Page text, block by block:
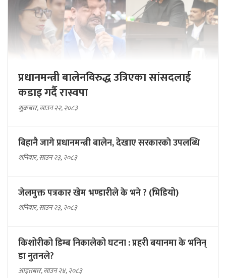
प्रधानमन्त्री बालेनविरुद्ध उत्रिएका सांसदलाई
कडाइ गर्दै रास्वपा
शुक्रबार, साउन २२, २०८३
बिहानै जागे प्रधानमन्त्री बालेन, देखाए सरकारकाे उपलब्धि
शनिबार, साउन २३, २०८३
जेलमुक्त पत्रकार खेम भण्डारीले के भने ? (भिडियो)
शनिबार, साउन २३, २०८३
किशोरीको डिम्ब निकालेको घटना : प्रहरी बयानमा के भनिन्
डा नुतनले?
आइतबार, साउन २४, २०८३